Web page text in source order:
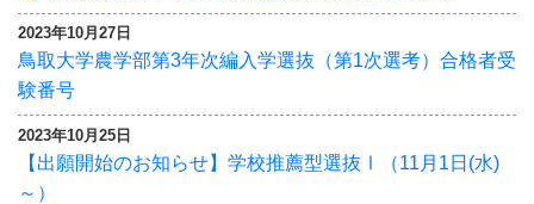
2023年10月27日
鳥取大学農学部第3年次編入学選抜（第1次選考）合格者受
験番号
2023年10月25日
【出願開始のお知らせ】学校推薦型選抜Ⅰ（11月1日(水)
～）